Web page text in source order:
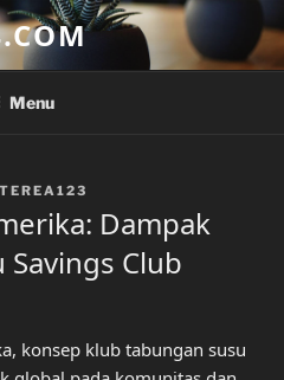
Menu
TEREA123
Dampak
Savings Club
konsep klub tabungan susu